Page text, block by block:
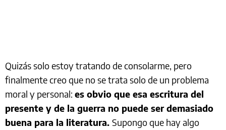
Quizás solo estoy tratando de consolarme, pero
finalmente creo que no se trata solo de un problema
moral y personal: es obvio que esa escritura del
presente y de la guerra no puede ser demasiado
buena para la literatura. Supongo que hay algo